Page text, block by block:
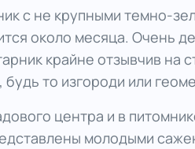
с не крупными темно-
около месяца. Очень
крайне отзывчив
то изгороди или
центра и в
молодыми